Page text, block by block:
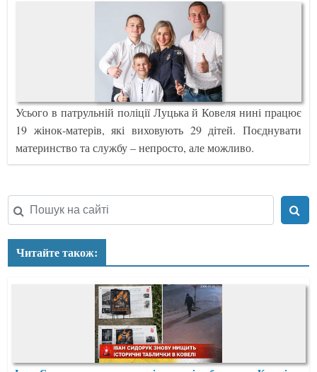
Усього в патрульній поліції Луцька й Ковеля нині працює
19 жінок-матерів, які виховують 29 дітей. Поєднувати
материнство та службу – непросто, але можливо.
Читайте також: